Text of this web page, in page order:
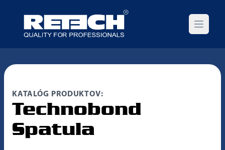
Open
KATALÓG PRODUKTOV:
Technobond
Spatula